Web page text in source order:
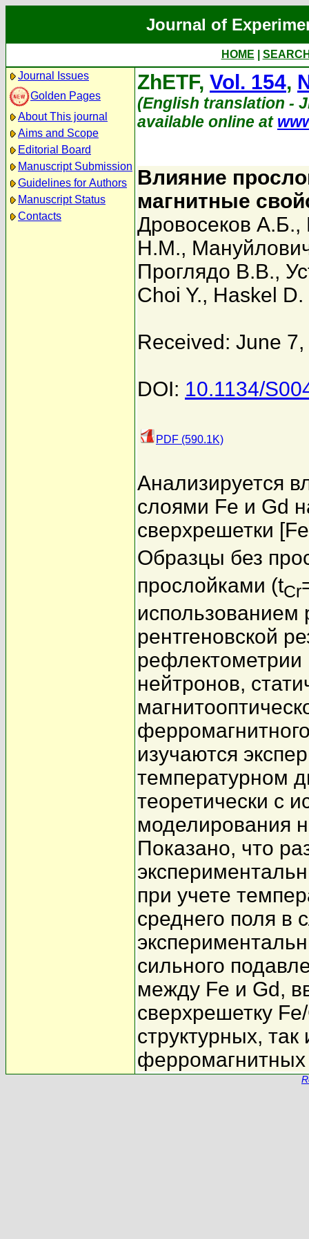
Journal of
HOME
Journal Issues
Golden Pages
About This journal
Aims and Scope
Editorial Board
Manuscript Submission
Guidelines for Authors
Manuscript Status
Contacts
ZhETF, Vol. 154,
(English translation -
available online at
Влияние
магнитные
Дровосеков А.Б.,
Н.М.,
Проглядо В.В.,
Choi Y., Haskel D.
Received: June
DOI: 10.1134/
PDF (590.1K)
Анализируется
слоями Fe и Gd
сверхрешетки
Образцы без
прослойками (tCr
использованием
рентгеновской
нейтронов,
изучаются
температурном
теоретически с
моделирования
Показано, что
при учете
среднего поля в
сильного
между Fe и Gd,
сверхрешетку
структурных,
ферромагнитных